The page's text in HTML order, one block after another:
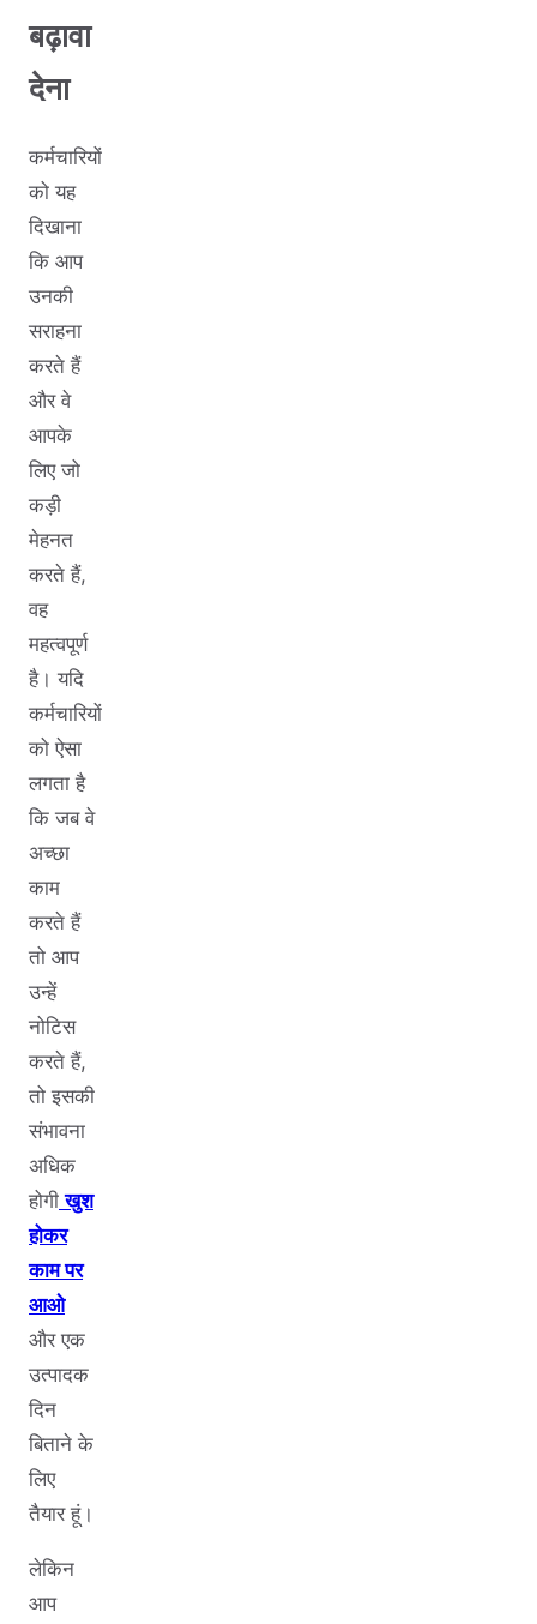
बढ़ावा
देना
कर्मचारियों
को यह
दिखाना
कि आप
उनकी
सराहना
करते हैं
और वे
आपके
लिए जो
कड़ी
मेहनत
करते हैं,
वह
महत्वपूर्ण
है। यदि
कर्मचारियों
को ऐसा
लगता है
कि जब वे
अच्छा
काम
करते हैं
तो आप
उन्हें
नोटिस
करते हैं,
तो इसकी
संभावना
अधिक
होगी खुश
होकर
काम पर
आओ
और एक
उत्पादक
दिन
बिताने के
लिए
तैयार हूं।
लेकिन
आप